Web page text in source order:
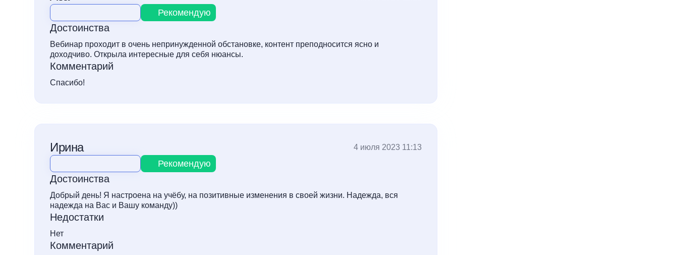
Рекомендую
Достоинства
Вебинар проходит в очень непринужденной обстановке, контент преподносится ясно и
доходчиво. Открыла интересные для себя нюансы.
Комментарий
Спасибо!
Ирина 4 июля 2023 11:13
Рекомендую
Достоинства
Добрый день! Я настроена на учёбу, на позитивные изменения в своей жизни. Надежда, вся
надежда на Вас и Вашу команду))
Недостатки
Нет
Комментарий